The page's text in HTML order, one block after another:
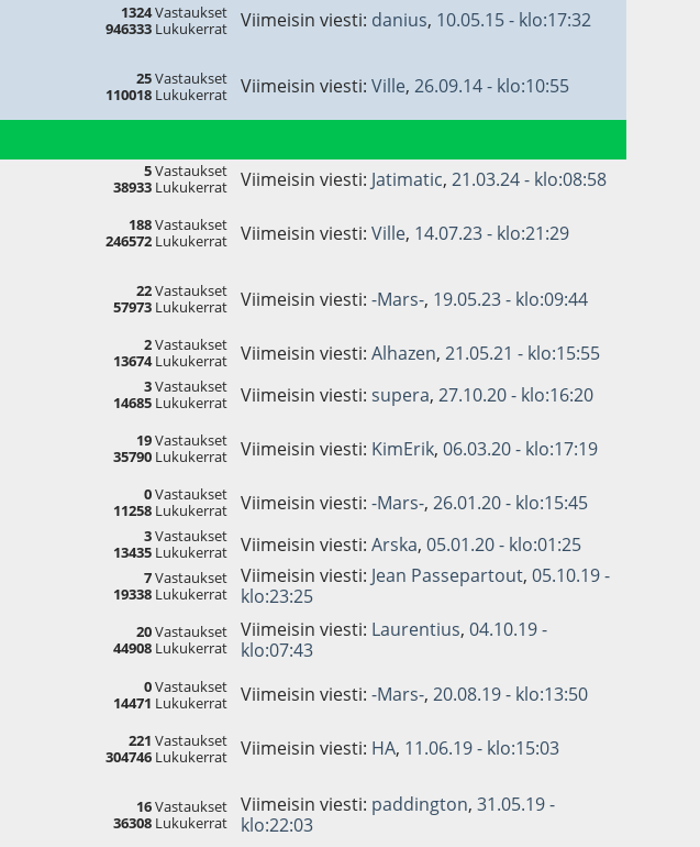
1324Vastaukset
946333Lukukerrat Viimeisin viesti: danius, 10.05.15 - klo:17:32
25Vastaukset
110018Lukukerrat Viimeisin viesti: Ville, 26.09.14 - klo:10:55
5Vastaukset
38933Lukukerrat Viimeisin viesti: Jatimatic, 21.03.24 - klo:08:58
188Vastaukset
246572Lukukerrat Viimeisin viesti: Ville, 14.07.23 - klo:21:29
22Vastaukset
57973Lukukerrat Viimeisin viesti: -Mars-, 19.05.23 - klo:09:44
2Vastaukset
13674Lukukerrat Viimeisin viesti: Alhazen, 21.05.21 - klo:15:55
3Vastaukset
14685Lukukerrat Viimeisin viesti: supera, 27.10.20 - klo:16:20
19Vastaukset
35790Lukukerrat Viimeisin viesti: KimErik, 06.03.20 - klo:17:19
0Vastaukset
11258Lukukerrat Viimeisin viesti: -Mars-, 26.01.20 - klo:15:45
3Vastaukset
13435Lukukerrat Viimeisin viesti: Arska, 05.01.20 - klo:01:25
7Vastaukset
19338Lukukerrat
Viimeisin viesti: Jean Passepartout, 05.10.19 -
klo:23:25
20Vastaukset
44908Lukukerrat
Viimeisin viesti: Laurentius, 04.10.19 -
klo:07:43
0Vastaukset
14471 Lukukerrat Viimeisin viesti: -Mars-, 20.08.19 - klo:13:50
221 Vastaukset
304746Lukukerrat Viimeisin viesti: HA, 11.06.19 - klo:15:03
16Vastaukset
36308Lukukerrat
Viimeisin viesti: paddington, 31.05.19 -
klo:22:03